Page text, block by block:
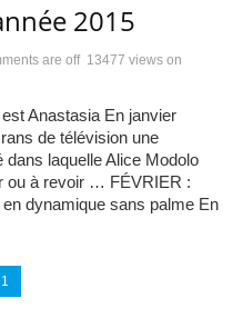
2015
are off 13477 views on
Anastasia En janvier
de télévision une
dans laquelle Alice Modolo
ou à revoir … FÉVRIER :
dynamique sans palme En
1